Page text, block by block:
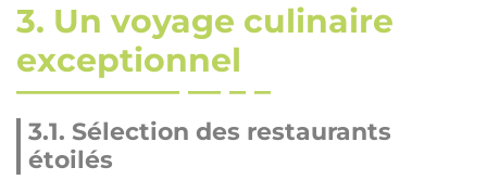
3. Un voyage culinaire
exceptionnel
3.1. Sélection des restaurants
étoilés